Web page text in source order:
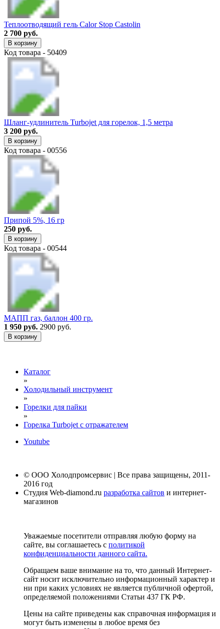
Теплоотводящий гель Calor Stop Castolin
2 700 руб.
В корзину
Код товара - 50409
Шланг-удлинитель Turbojet для горелок, 1,5 метра
3 200 руб.
В корзину
Код товара - 00556
Припой 5%, 16 гр
250 руб.
В корзину
Код товара - 00544
МАПП газ, баллон 400 гр.
1 950 руб. 2900 руб.
В корзину
Каталог
»
Холодильный инструмент
»
Горелки для пайки
»
Горелка Turbojet с отражателем
Youtube
© ООО Холодпромсервис | Все права защищены, 2011-
2016 год
Студия Web-diamond.ru разработка сайтов и интернет-
магазинов
Уважаемые посетители отправляя любую форму на
сайте, вы соглашаетесь с политикой
конфиденциальности данного сайта.
Обращаем ваше внимание на то, что данный Интернет-
сайт носит исключительно информационный характер и
ни при каких условиях не является публичной офертой,
определяемой положениями Статьи 437 ГК РФ.
Цены на сайте приведены как справочная информация и
могут быть изменены в любое время без